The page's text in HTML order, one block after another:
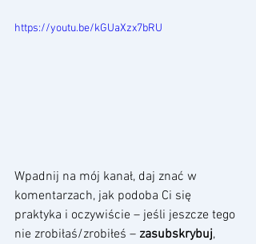
https://youtu.be/kGUaXzx7bRU
Wpadnij na mój kanał, daj znać w
komentarzach, jak podoba Ci się
praktyka i oczywiście – jeśli jeszcze tego
nie zrobiłaś/zrobiłeś – zasubskrybuj,